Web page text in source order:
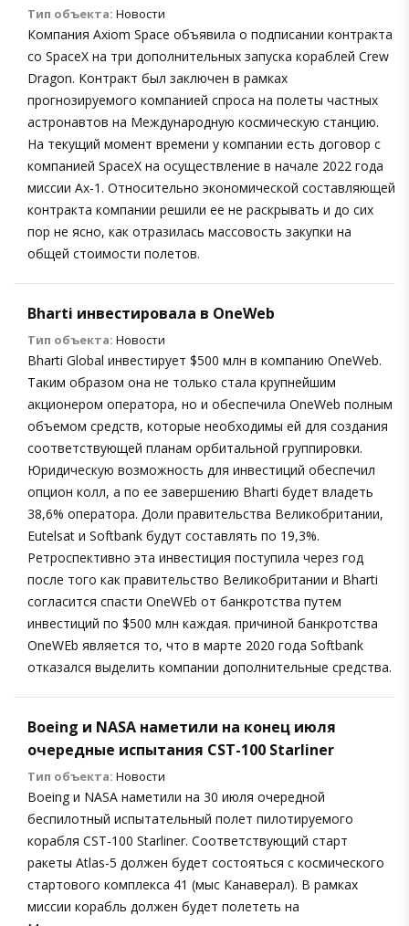
Тип объекта: Новости
Компания Axiom Space объявила о подписании контракта
со SpaceX на три дополнительных запуска кораблей Crew
Dragon. Контракт был заключен в рамках
прогнозируемого компанией спроса на полеты частных
астронавтов на Международную космическую станцию.
На текущий момент времени у компании есть договор с
компанией SpaceX на осуществление в начале 2022 года
миссии Ax-1. Относительно экономической составляющей
контракта компании решили ее не раскрывать и до сих
пор не ясно, как отразилась массовость закупки на
общей стоимости полетов.
Bharti инвестировала в OneWeb
Тип объекта: Новости
Bharti Global инвестирует $500 млн в компанию OneWeb.
Таким образом она не только стала крупнейшим
акционером оператора, но и обеспечила OneWeb полным
объемом средств, которые необходимы ей для создания
соответствующей планам орбитальной группировки.
Юридическую возможность для инвестиций обеспечил
опцион колл, а по ее завершению Bharti будет владеть
38,6% оператора. Доли правительства Великобритании,
Eutelsat и Softbank будут составлять по 19,3%.
Ретроспективно эта инвестиция поступила через год
после того как правительство Великобритании и Bharti
согласится спасти OneWEb от банкротства путем
инвестиций по $500 млн каждая. причиной банкротства
OneWEb является то, что в марте 2020 года Softbank
отказался выделить компании дополнительные средства.
Boeing и NASA наметили на конец июля
очередные испытания CST-100 Starliner
Тип объекта: Новости
Boeing и NASA наметили на 30 июля очередной
беспилотный испытательный полет пилотируемого
корабля CST-100 Starliner. Соответствующий старт
ракеты Atlas-5 должен будет состояться с космического
стартового комплекса 41 (мыс Канаверал). В рамках
миссии корабль должен будет полететь на